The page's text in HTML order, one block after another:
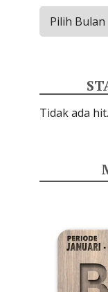
Arsip
Tidak ada hit.